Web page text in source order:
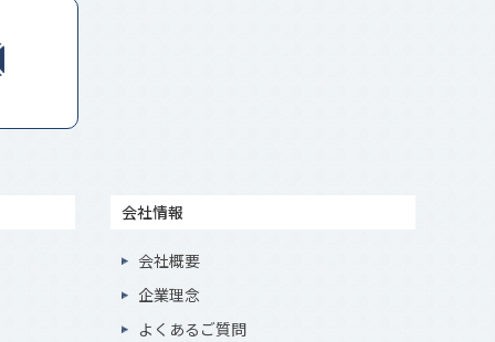
会社情報
会社概要
企業理念
よくあるご質問